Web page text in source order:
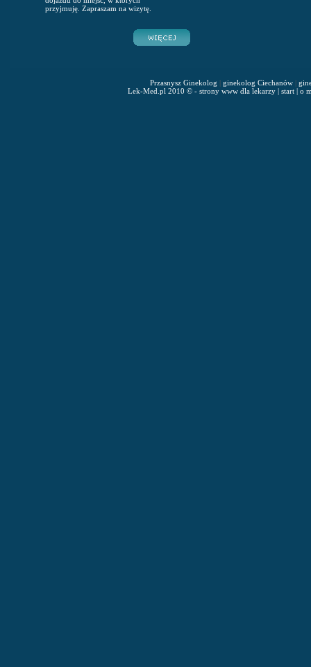
przyjmuję. Zapraszam na wizytę.
Przasnysz Ginekolog | ginekolog Ciechanów|
Lek-Med.pl 2010 © - strony www dla lekarzy| start| o